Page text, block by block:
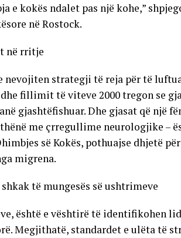
e kokës ndalet pas një kohe,”
në Rostock.
në rritje
nevojiten strategji të reja për të
fillimit të viteve 2000 tregon se
gjashtëfishuar. Dhe gjasat që një
me çrregullime neurologjike –
së Kokës, pothuajse dhjetë
migrena.
të mungesës së ushtrimeve
është e vështirë të identifikohen
Megjithatë, standardet e ulëta të